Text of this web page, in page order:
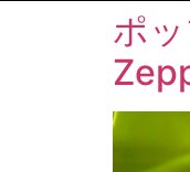
ポ